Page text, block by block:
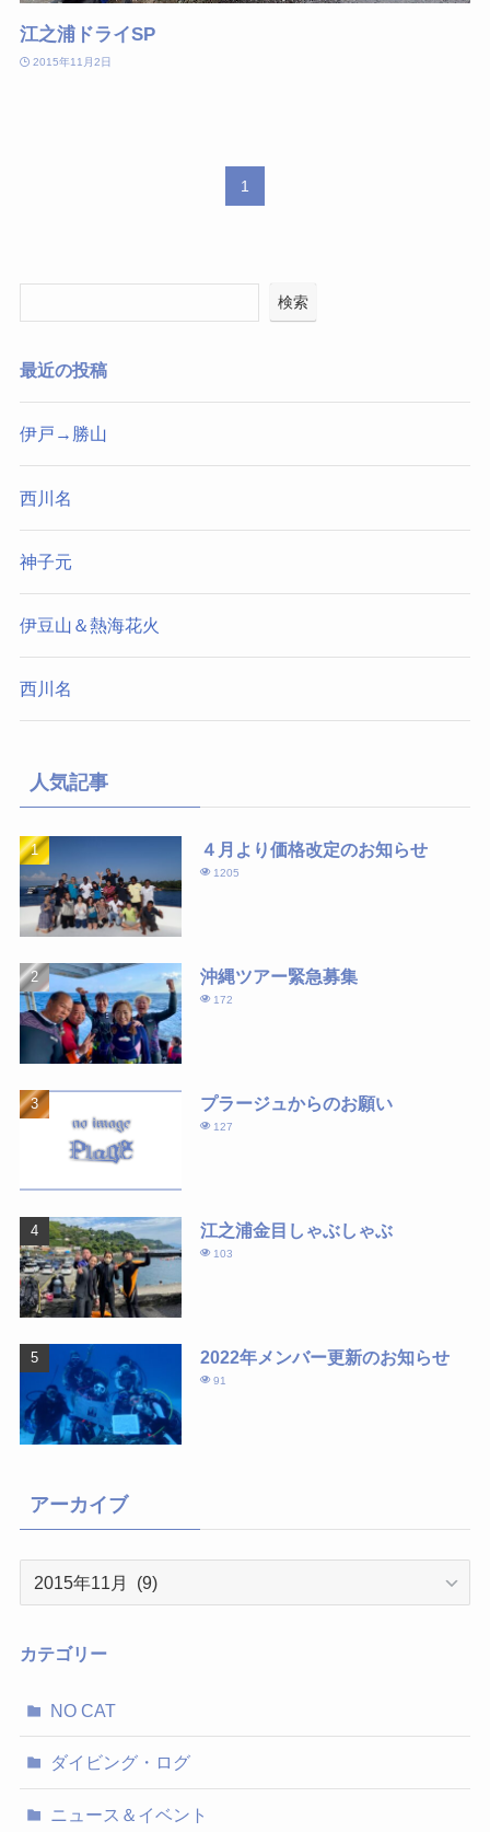
江之浦ドライSP
2015年11月2日
1
検索
最近の投稿
伊戸→勝山
西川名
神子元
伊豆山＆熱海花火
西川名
人気記事
４月より価格改定のお知らせ
1205
沖縄ツアー緊急募集
172
プラージュからのお願い
127
江之浦金目しゃぶしゃぶ
103
2022年メンバー更新のお知らせ
91
アーカイブ
イ
カテゴリー
NO CAT
ダイビング・ログ
ニュース＆イベント